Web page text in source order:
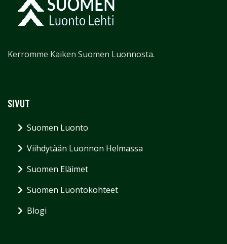
Kerromme Kaiken Suomen Luonnosta.
SIVUT
Suomen Luonto
Viihdytään Luonnon Helmassa
Suomen Eläimet
Suomen Luontokohteet
Blogi